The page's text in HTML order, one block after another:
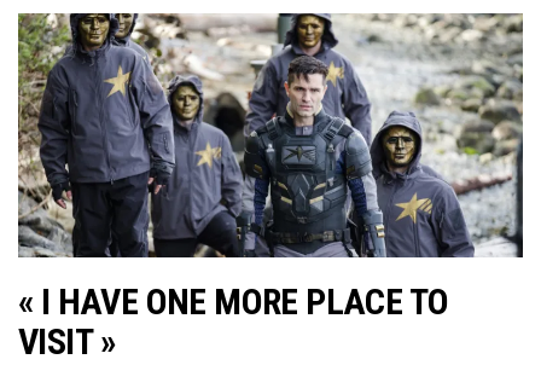
« I HAVE ONE MORE PLACE TO
VISIT »